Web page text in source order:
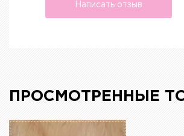
Написать отзыв
ПРОСМОТРЕННЫЕ